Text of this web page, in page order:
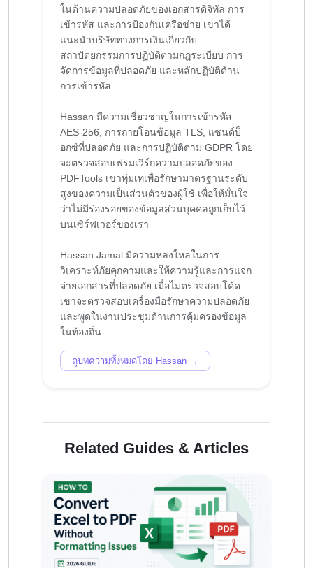
ในด้านความปลอดภัยของเอกสารดิจิทัล การ
เข้ารหัส และการป้องกันเครือข่าย เขาได้
แนะนำบริษัททางการเงินเกี่ยวกับ
สถาปัตยกรรมการปฏิบัติตามกฎระเบียบ การ
จัดการข้อมูลที่ปลอดภัย และหลักปฏิบัติด้าน
การเข้ารหัส
Hassan มีความเชี่ยวชาญในการเข้ารหัส
AES-256, การถ่ายโอนข้อมูล TLS, แซนด์บ็
อกซ์ที่ปลอดภัย และการปฏิบัติตาม GDPR โดย
จะตรวจสอบเฟรมเวิร์กความปลอดภัยของ
PDFTools เขาทุ่มเทเพื่อรักษามาตรฐานระดับ
สูงของความเป็นส่วนตัวของผู้ใช้ เพื่อให้มั่นใจ
ว่าไม่มีร่องรอยของข้อมูลส่วนบุคคลถูกเก็บไว้
บนเซิร์ฟเวอร์ของเรา
Hassan Jamal มีความหลงใหลในการ
วิเคราะห์ภัยคุกคามและให้ความรู้และการแจก
จ่ายเอกสารที่ปลอดภัย เมื่อไม่ตรวจสอบโค้ด
เขาจะตรวจสอบเครื่องมือรักษาความปลอดภัย
และพูดในงานประชุมด้านการคุ้มครองข้อมูล
ดูบทความทั้งหมดโดย Hassan →
Related Guides & Articles